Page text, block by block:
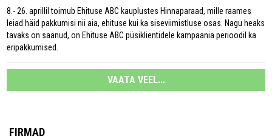
8.- 26. aprillil toimub Ehituse ABC kauplustes Hinnaparaad, mille raames
leiad häid pakkumisi nii aia, ehituse kui ka siseviimistluse osas. Nagu heaks
tavaks on saanud, on Ehituse ABC püsiklientidele kampaania perioodil ka
eripakkumised.
VAATA VEEL...
FIRMAD